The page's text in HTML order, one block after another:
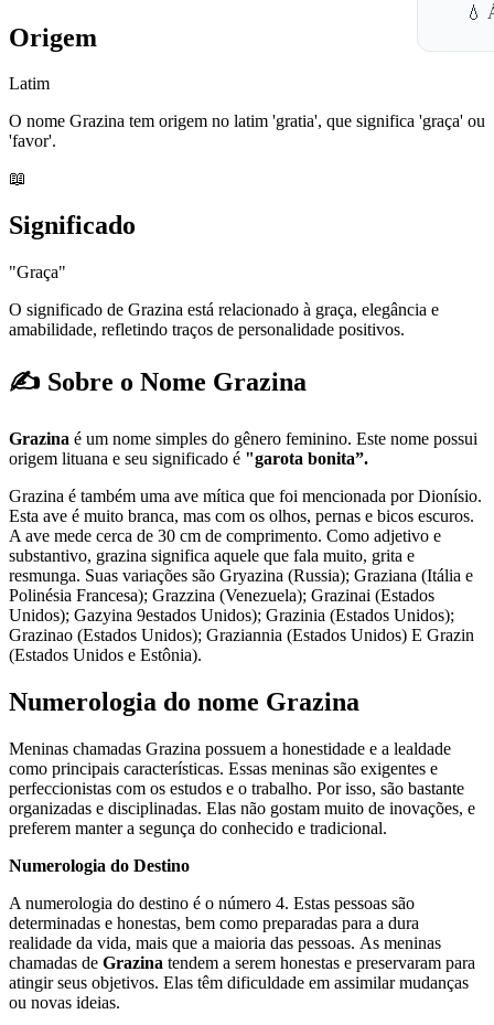
💧
Origem
Latim
O nome Grazina tem origem no latim 'gratia', que significa 'graça' ou
'favor'.
📖
Significado
"Graça"
O significado de Grazina está relacionado à graça, elegância e
amabilidade, refletindo traços de personalidade positivos.
✍️ Sobre o Nome Grazina
Grazina é um nome simples do gênero feminino. Este nome possui
origem lituana e seu significado é "garota bonita”.
Grazina é também uma ave mítica que foi mencionada por Dionísio.
Esta ave é muito branca, mas com os olhos, pernas e bicos escuros.
A ave mede cerca de 30 cm de comprimento. Como adjetivo e
substantivo, grazina significa aquele que fala muito, grita e
resmunga. Suas variações são Gryazina (Russia); Graziana (Itália e
Polinésia Francesa); Grazzina (Venezuela); Grazinai (Estados
Unidos); Gazyina 9estados Unidos); Grazinia (Estados Unidos);
Grazinao (Estados Unidos); Graziannia (Estados Unidos) E Grazin
(Estados Unidos e Estônia).
Numerologia do nome Grazina
Meninas chamadas Grazina possuem a honestidade e a lealdade
como principais características. Essas meninas são exigentes e
perfeccionistas com os estudos e o trabalho. Por isso, são bastante
organizadas e disciplinadas. Elas não gostam muito de inovações, e
preferem manter a segunça do conhecido e tradicional.
Numerologia do Destino
A numerologia do destino é o número 4. Estas pessoas são
determinadas e honestas, bem como preparadas para a dura
realidade da vida, mais que a maioria das pessoas. As meninas
chamadas de Grazina tendem a serem honestas e preservaram para
atingir seus objetivos. Elas têm dificuldade em assimilar mudanças
ou novas ideias.